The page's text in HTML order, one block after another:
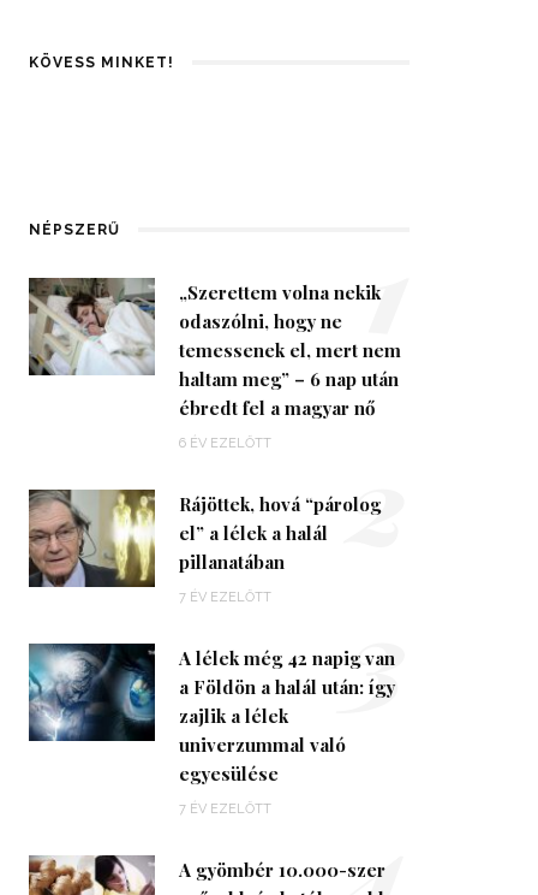
KÖVESS MINKET!
NÉPSZERŰ
„Szerettem volna nekik
odaszólni, hogy ne
temessenek el, mert nem
haltam meg” – 6 nap után
ébredt fel a magyar nő
6 ÉV EZELŐTT
1
Rájöttek, hová “párolog
el” a lélek a halál
pillanatában
7 ÉV EZELŐTT
2
A lélek még 42 napig van
a Földön a halál után: így
zajlik a lélek
univerzummal való
egyesülése
7 ÉV EZELŐTT
3
A gyömbér 10.000-szer